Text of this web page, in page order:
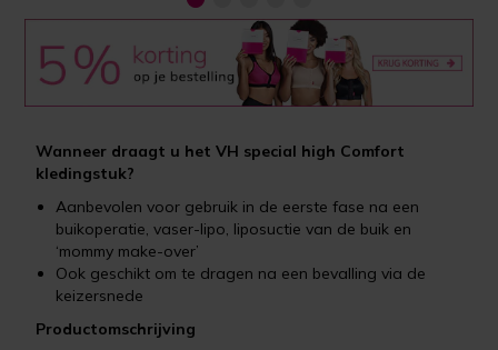
Wanneer draagt u het VH special high Comfort
kledingstuk?
Aanbevolen voor gebruik in de eerste fase na een
buikoperatie, vaser-lipo, liposuctie van de buik en
‘mommy make-over’
Ook geschikt om te dragen na een bevalling via de
keizersnede
Productomschrijving